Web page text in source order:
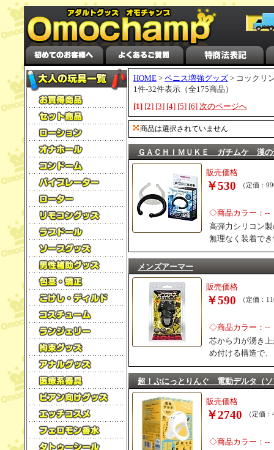
HOME > ペニス増強グッズ > コックリ
1件-32件表示（全175商品）
[1] [2] [3] [4] [5] [6] 次のページへ
商品は選択されていません
ＧＡＣＨＩＭＵＫＥ ガチムケ 漢の
販売価格
￥530 （定価：
◇商品カラー：--
高弾力シリコン
無理なく装着で
メンズアーマー
販売価格
￥590 （定価：
◇商品カラー：--
芯から力が湧き
め付ける構造で
超！ぷにっとりんぐ 電動デルタ（ソ
販売価格
￥2740 （定価
◇商品カラー：--